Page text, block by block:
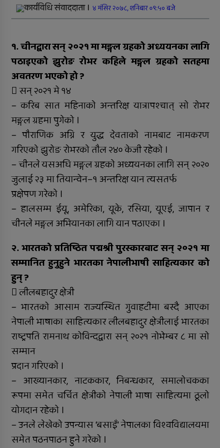
जिल्ला अस्पतालमा जटिल शल्यक्रिया
समानताका लागि सरोकारवालाको १० बुँदे
प्रतिबद्धता
प्रदेशमै पहिलो प्रविधिमैत्री बन्दै विरेन्द्रनगर
कर्णालीमा विपद् प्रतिकार्य योजना लागू
रुकुम पश्चिमका छ स्थानीय तहले ल्याए
तिन अर्ब ६२ करोड बजेट
सार्वजनिक बिदामा पनि सेवा दिदै
कालीकोटका नौ पालिकाको चार अर्ब ५५
अपाङ्गता भएकी छात्राको शिक्षाबाट बन्चित
कार्यक्रम
कार्यविधि संवाददाता । ४ मंसिर २०७८, शनिबार ०९:५० बजे
१. चीनद्वारा सन् २०२१ मा मङ्गल ग्रहको अध्ययनका लागि
पठाइएको झुरोङ रोभर कहिले मङ्गल ग्रहको सतहमा
अवतरण भएको हो ?
 सन् २०२१ मे १४
– करिब सात महिनाको अन्तरिक्ष यात्रापश्चात् सो रोभर
मङ्गल ग्रहमा पुगेको ।
– पौराणिक अग्नि र युद्ध देवताको नामबाट नामकरण
गरिएको झुरोङ रोभरको तौल २४० केजी रहेको ।
– चीनले यसअघि मङ्गल ग्रहको अध्ययनका लागि सन् २०२०
जुलाई २३ मा तियान्वेन–१ अन्तरिक्ष यान त्यसतर्फ
प्रक्षेपण गरेको ।
– हालसम्म ईयू, अमेरिका, यूके, रसिया, यूएई, जापान र
चीनले मङ्गल अभियानका लागि यान पठाएका ।
२. भारतको प्रतिष्ठित पद्मश्री पुरस्कारबाट सन् २०२१ मा
सम्मानित हुनुहुने भारतका नेपालीभाषी साहित्यकार को
हुन् ?
 लीलबहादुर क्षेत्री
– भारतको आसाम राज्यस्थित गुवाहटीमा बस्दै आएका
नेपाली भाषाका साहित्यकार लीलबहादुर क्षेत्रीलाई भारतका
राष्ट्रपति रामनाथ कोविन्दद्वारा सन् २०२१ नोभेम्बर ८ मा सो
सम्मान
प्रदान गरिएको ।
– आख्यानकार, नाटककार, निबन्धकार, समालोचकका
रूपमा समेत चर्चित क्षेत्रीको नेपाली भाषा साहित्यमा ठूलो
योगदान रहेको ।
– उनले लेखेको उपन्यास ‘बसाइँ’ नेपालका विश्वविद्यालयमा
समेत पठनपाठन हुने गरेको ।